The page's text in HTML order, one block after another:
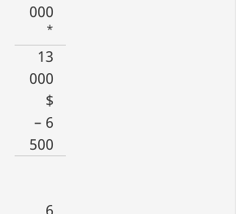
000
*
13
000
$
– 6
500
6